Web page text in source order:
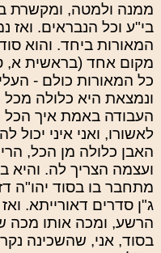
ממנה ולמטה, ומקשרת
בי"ע וכל הנבראים. ואז
המאורות ביחד. והוא
מקום אחד (בראשית א,
כל המאורות כולם -
ונמצאת היא כלולה
העבודה באמת איך הכל
לאשורו, ואני איני יכול
האבן כלולה מן הכל,
ועצמה הצריך לה. והיא
מתחבר בו בסוד יהו"ה
ג"ן סדרים דאורייתא.
הרשע, ומכה אותו מכה
בסוד, אני, שהשכינה